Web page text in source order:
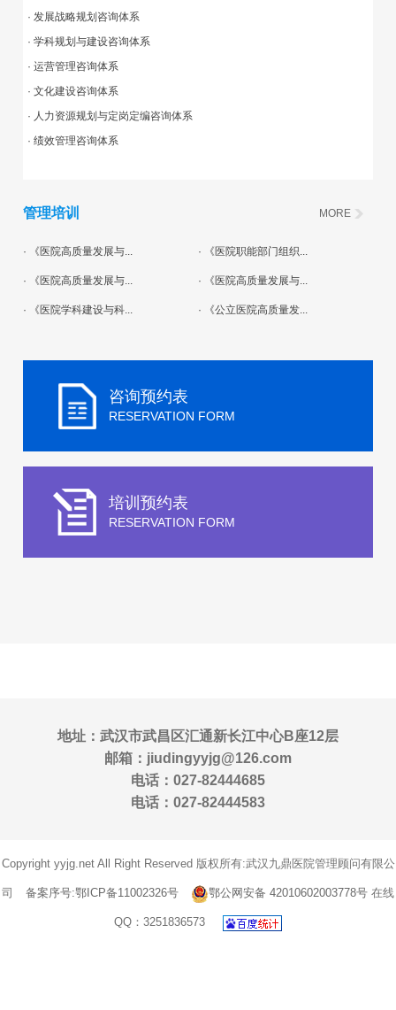
· 发展战略规划咨询体系
· 学科规划与建设咨询体系
· 运营管理咨询体系
· 文化建设咨询体系
· 人力资源规划与定岗定编咨询体系
· 绩效管理咨询体系
管理培训 MORE
· 《医院高质量发展与... · 《医院职能部门组织...
· 《医院高质量发展与... · 《医院高质量发展与...
· 《医院学科建设与科... · 《公立医院高质量发...
咨询预约表
RESERVATION FORM
培训预约表
RESERVATION FORM
地址：武汉市武昌区汇通新长江中心B座12层
邮箱：jiudingyyjg@126.com
电话：027-82444685
电话：027-82444583
Copyright yyjg.net All Right Reserved 版权所有:武汉九鼎医院管理顾问有限公
司 备案序号:鄂ICP备11002326号 鄂公网安备 42010602003778号 在线
QQ：3251836573